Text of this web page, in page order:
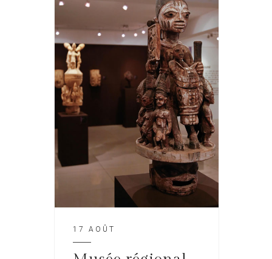
17 AOÛT